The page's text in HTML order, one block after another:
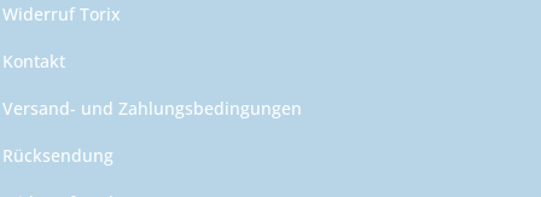
Widerruf Torix
Kontakt
Versand- und Zahlungsbedingungen
Rücksendung